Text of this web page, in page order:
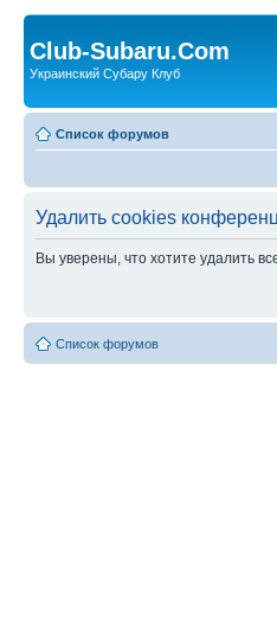
Club-Subaru.Com
Украинский Субару Клуб
Список форумов
Удалить cookies
Вы уверены, что хотите удалить
Список форумов